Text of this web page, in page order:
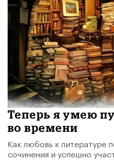
​Теперь я умею
во времени
Как любовь к литературе
сочинения и успешно